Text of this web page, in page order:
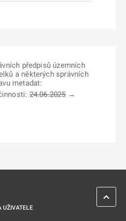
předpisů územních
a některých správních
metadat:
24.06.2025→
UŽIVATELE